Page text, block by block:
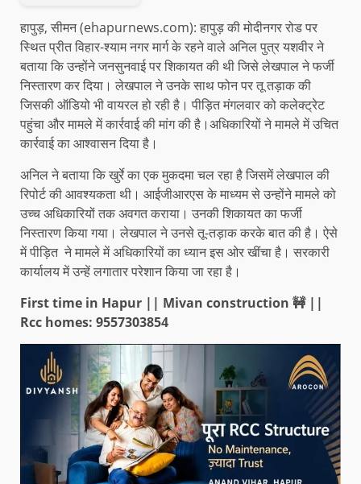
हापुड़, सीमन (ehapurnews.com): हापुड़ की मोदीनगर रोड पर
स्थित प्रीत विहार-श्याम नगर मार्ग के रहने वाले अनिल पुत्र यशवीर ने
बताया कि उन्होंने जनसुनवाई पर शिकायत की थी जिसे लेखपाल ने फर्जी
निस्तारण कर दिया। लेखपाल ने उनके साथ फोन पर तू तड़ाक की
जिसकी ऑडियो भी वायरल हो रही है। पीड़ित मंगलवार को कलेक्ट्रेट
पहुंचा और मामले में कार्रवाई की मांग की है।अधिकारियों ने मामले में उचित
कार्रवाई का आश्वासन दिया है।
अनिल ने बताया कि खुर्रे का एक मुकदमा चल रहा है जिसमें लेखपाल की
रिपोर्ट की आवश्यकता थी। आईजीआरएस के माध्यम से उन्होंने मामले को
उच्च अधिकारियों तक अवगत कराया। उनकी शिकायत का फर्जी
निस्तारण किया गया। लेखपाल ने उनसे तू-तड़ाक करके बात की है। ऐसे
में पीड़ित ने मामले में अधिकारियों का ध्यान इस ओर खींचा है। सरकारी
कार्यालय में उन्हें लगातार परेशान किया जा रहा है।
First time in Hapur || Mivan construction 🚧 ||
Rcc homes: 9557303854